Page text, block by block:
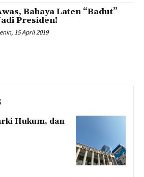
Bahaya Laten “Badut”
Presiden!
15 April 2019
Hukum, dan